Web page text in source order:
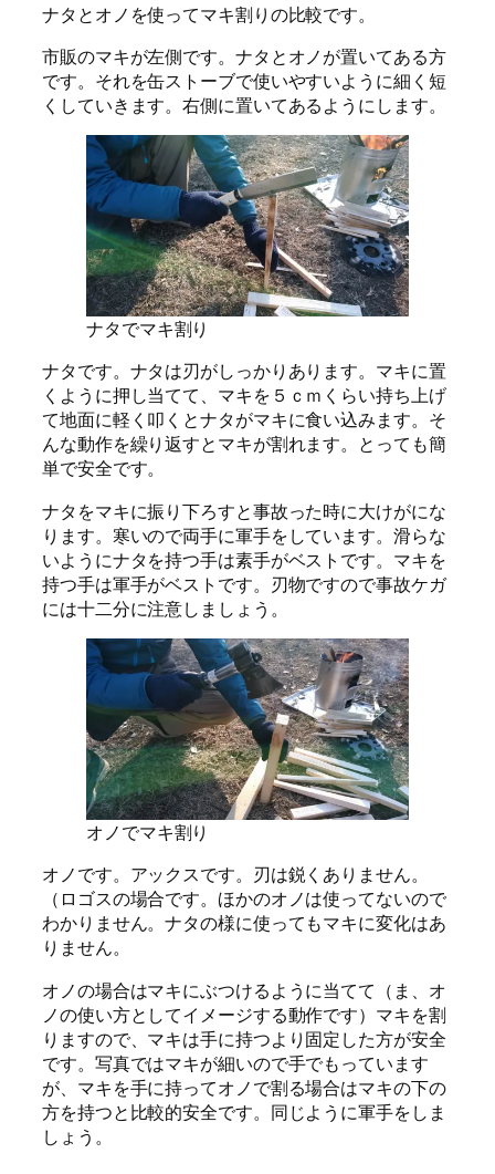
ナタとオノを使ってマキ割りの比較です。
市販のマキが左側です。ナタとオノが置いてある方
です。それを缶ストーブで使いやすいように細く短
くしていきます。右側に置いてあるようにします。
ナタでマキ割り
ナタです。ナタは刃がしっかりあります。マキに置
くように押し当てて、マキを５ｃｍくらい持ち上げ
て地面に軽く叩くとナタがマキに食い込みます。そ
んな動作を繰り返すとマキが割れます。とっても簡
単で安全です。
ナタをマキに振り下ろすと事故った時に大けがにな
ります。寒いので両手に軍手をしています。滑らな
いようにナタを持つ手は素手がベストです。マキを
持つ手は軍手がベストです。刃物ですので事故ケガ
には十二分に注意しましょう。
オノでマキ割り
オノです。アックスです。刃は鋭くありません。
（ロゴスの場合です。ほかのオノは使ってないので
わかりません。ナタの様に使ってもマキに変化はあ
りません。
オノの場合はマキにぶつけるように当てて（ま、オ
ノの使い方としてイメージする動作です）マキを割
りますので、マキは手に持つより固定した方が安全
です。写真ではマキが細いので手でもっています
が、マキを手に持ってオノで割る場合はマキの下の
方を持つと比較的安全です。同じように軍手をしま
しょう。